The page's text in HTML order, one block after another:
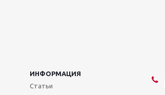
ИНФОРМАЦИЯ
Статьи